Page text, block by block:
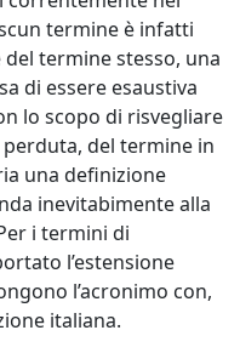
termine è infatti
termine stesso, una
di essere esaustiva
lo scopo di risvegliare
del termine in
una definizione
inevitabimente alla
i termini di
l’estensione
l’acronimo con,
italiana.